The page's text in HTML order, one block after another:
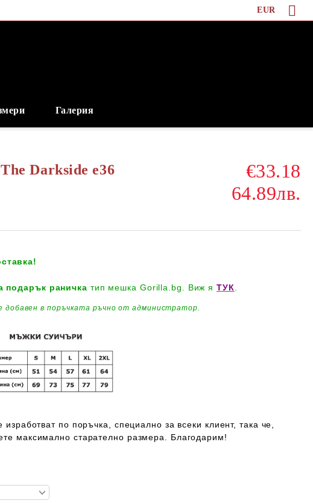
EUR
Галерия
Darkside e36
€33.18
64.89лв.
подарък раничка тип мешка Gorilla.bg. Виж яТУК
добавен в поръчката ръчно от администратор.
изработват по поръчка, специално за всеки клиент, така че,
максимално старателно размера. Благодарим!